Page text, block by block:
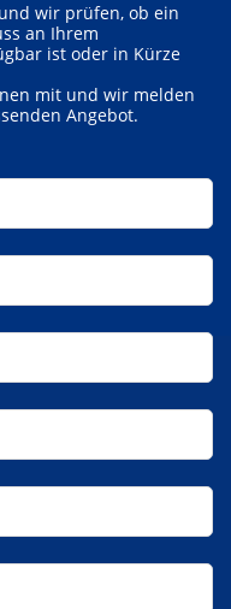
wir prüfen, ob ein
an Ihrem
ist oder in Kürze
mit und wir melden
Angebot.